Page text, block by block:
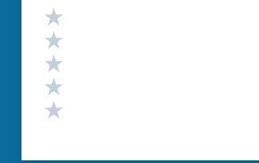
Valutazione